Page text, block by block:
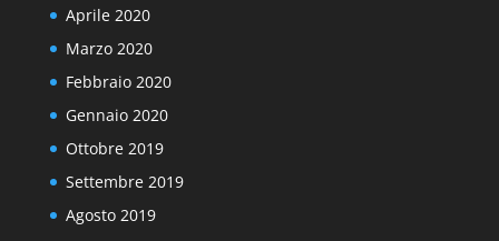
Aprile 2020
Marzo 2020
Febbraio 2020
Gennaio 2020
Ottobre 2019
Settembre 2019
Agosto 2019